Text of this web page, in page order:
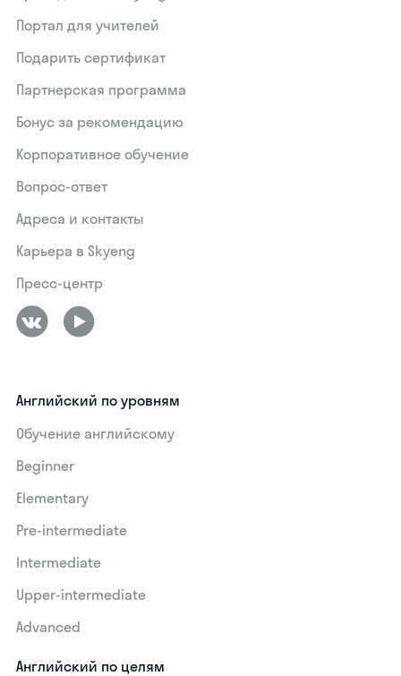
Портал для учителей
Подарить сертификат
Партнерская программа
Бонус за рекомендацию
Корпоративное обучение
Вопрос-ответ
Адреса и контакты
Карьера в Skyeng
Пресс-центр
Английский по уровням
Обучение английскому
Beginner
Elementary
Pre-intermediate
Intermediate
Upper-intermediate
Advanced
Английский по целям